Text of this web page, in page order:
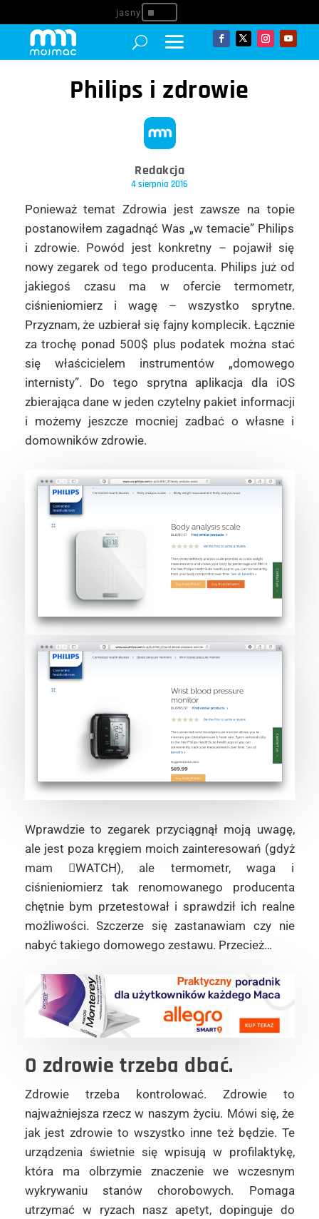
^
Philips i zdrowie
Redakcja
4 sierpnia 2016
Ponieważ temat Zdrowia jest zawsze na topie
postanowiłem zagadnąć Was „w temacie” Philips
i zdrowie. Powód jest konkretny – pojawił się
nowy zegarek od tego producenta. Philips już od
jakiegoś czasu ma w ofercie termometr,
ciśnieniomierz i wagę – wszystko sprytne.
Przyznam, że uzbierał się fajny komplecik. Łącznie
za trochę ponad 500$ plus podatek można stać
się właścicielem instrumentów „domowego
internisty”. Do tego sprytna aplikacja dla iOS
zbierająca dane w jeden czytelny pakiet informacji
i możemy jeszcze mocniej zadbać o własne i
domowników zdrowie.
Wprawdzie to zegarek przyciągnął moją uwagę,
ale jest poza kręgiem moich zainteresowań (gdyż
mam WATCH), ale termometr, waga i
ciśnieniomierz tak renomowanego producenta
chętnie bym przetestował i sprawdził ich realne
możliwości. Szczerze się zastanawiam czy nie
nabyć takiego domowego zestawu. Przecież…
O zdrowie trzeba dbać.
Zdrowie trzeba kontrolować. Zdrowie to
najważniejsza rzecz w naszym życiu. Mówi się, że
jak jest zdrowie to wszystko inne też będzie. Te
urządzenia świetnie się wpisują w profilaktykę,
która ma olbrzymie znaczenie we wczesnym
wykrywaniu stanów chorobowych. Pomaga
utrzymać w ryzach nasz apetyt, dopinguje do